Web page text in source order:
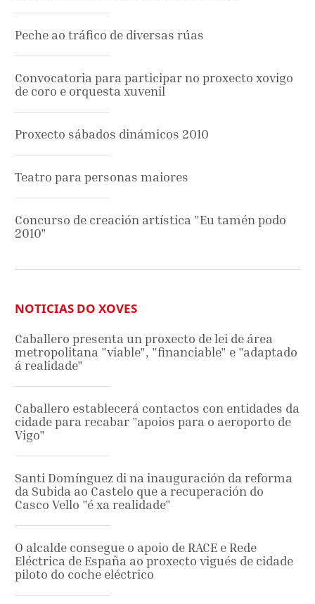
Peche ao tráfico de diversas rúas
Convocatoria para participar no proxecto xovigo
de coro e orquesta xuvenil
Proxecto sábados dinámicos 2010
Teatro para personas maiores
Concurso de creación artística "Eu tamén podo
2010"
NOTICIAS DO XOVES
Caballero presenta un proxecto de lei de área
metropolitana "viable", "financiable" e "adaptado
á realidade"
Caballero establecerá contactos con entidades da
cidade para recabar "apoios para o aeroporto de
Vigo"
Santi Domínguez di na inauguración da reforma
da Subida ao Castelo que a recuperación do
Casco Vello "é xa realidade"
O alcalde consegue o apoio de RACE e Rede
Eléctrica de España ao proxecto vigués de cidade
piloto do coche eléctrico